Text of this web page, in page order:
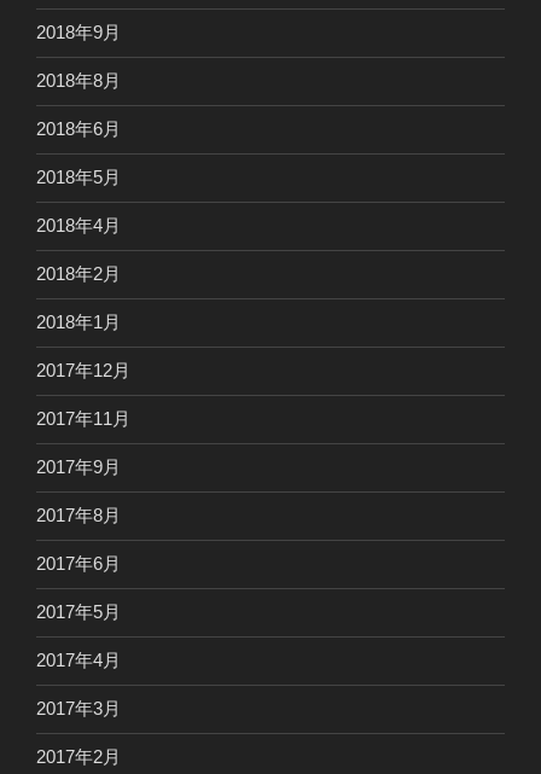
2018年9月
2018年8月
2018年6月
2018年5月
2018年4月
2018年2月
2018年1月
2017年12月
2017年11月
2017年9月
2017年8月
2017年6月
2017年5月
2017年4月
2017年3月
2017年2月